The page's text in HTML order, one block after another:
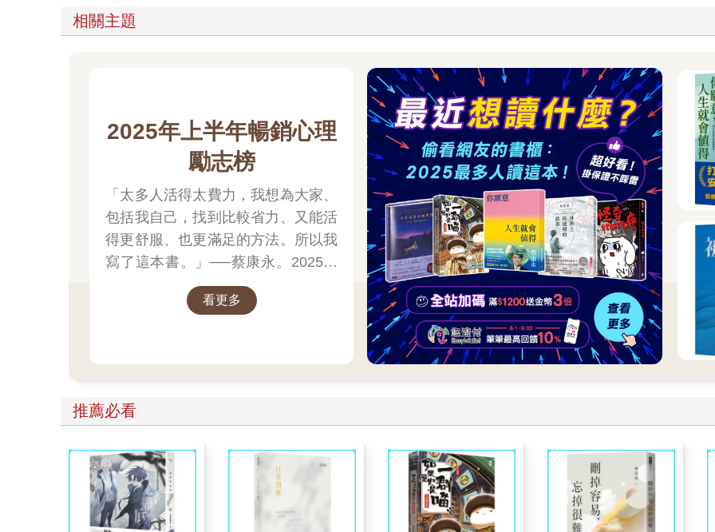
相關主題
2025年上半年暢銷心理
勵志榜
「太多人活得太費力，我想為大家、
包括我自己，找到比較省力、又能活
得更舒服、也更滿足的方法。所以我
寫了這本書。」──蔡康永。2025網
友們心靈療癒都在看這些↓↓↓↓
看更多
推薦必看